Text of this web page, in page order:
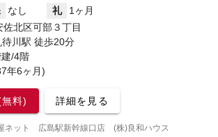
なし 礼
1ヶ月
北区可部３丁目
川駅 徒歩20分
/4階
年6ヶ月)
料) 詳細を見る
ネット 広島駅新幹線口店 (株)良和ハウス